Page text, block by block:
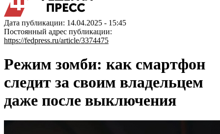
Дата публикации: 14.04.2025 - 15:45
Постоянный адрес публикации:
https://fedpress.ru/article/3374475
Режим зомби: как смартфон
следит за своим владельцем
даже после выключения